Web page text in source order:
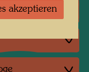
akzeptieren